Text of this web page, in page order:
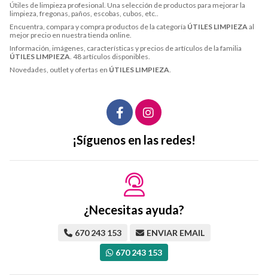
Útiles de limpieza profesional. Una selección de productos para mejorar la
limpieza, fregonas, paños, escobas, cubos, etc..
Encuentra, compara y compra productos de la categoría ÚTILES LIMPIEZAal
mejor precio en nuestra tienda online.
Información, imágenes, características y precios de artículos de la familia
ÚTILES LIMPIEZA. 48 artículos disponibles.
Novedades, outlet y ofertas en ÚTILES LIMPIEZA.
¡Síguenos en las redes!
¿Necesitas ayuda?
670 243 153
ENVIAR EMAIL
670 243 153